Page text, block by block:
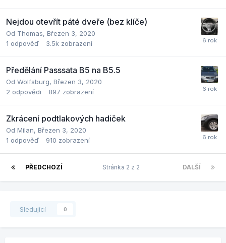
Nejdou otevřít páté dveře (bez klíče)
Od Thomas, Březen 3, 2020
1 odpověď 3.5k zobrazení
Předělání Passsata B5 na B5.5
Od Wolfsburg, Březen 3, 2020
2 odpovědi 897 zobrazení
Zkrácení podtlakových hadiček
Od Milan, Březen 3, 2020
1 odpověď 910 zobrazení
PŘEDCHOZÍ DALŠÍ
Stránka 2 z 2
Sledující 0